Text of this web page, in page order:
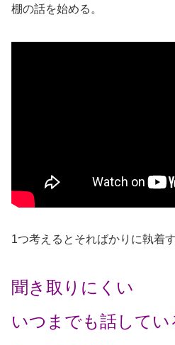
棚の話を始める。
1つ考えるとそればかりに執着
聞き取りにくい
いつまでも話してい